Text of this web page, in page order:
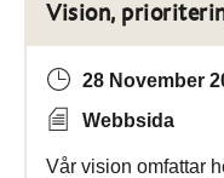
Vision,
28 November
Webbsida
Vår vision omfattar